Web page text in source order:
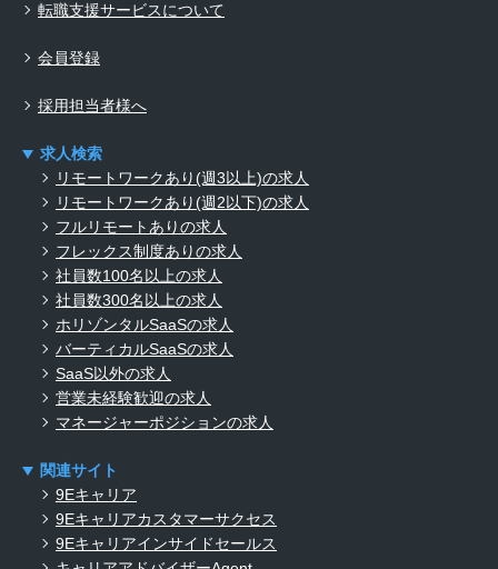
転職支援サービスについて
会員登録
採用担当者様へ
求人検索
リモートワークあり(週3以上)の求人
リモートワークあり(週2以下)の求人
フルリモートありの求人
フレックス制度ありの求人
社員数100名以上の求人
社員数300名以上の求人
ホリゾンタルSaaSの求人
バーティカルSaaSの求人
SaaS以外の求人
営業未経験歓迎の求人
マネージャーポジションの求人
関連サイト
9Eキャリア
9Eキャリアカスタマーサクセス
9Eキャリアインサイドセールス